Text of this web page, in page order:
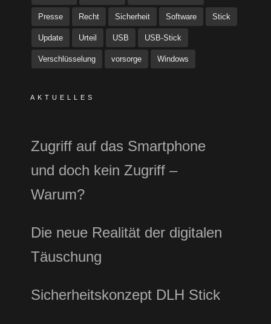
Presse Recht Sicherheit Software Stick
Update Urteil USB USB-Stick
Verschlüsselung vorsorge Windows
AKTUELLES
Zugriff auf das Smartphone
und doch kein Zugriff –
Warum?
Die neue Realität der digitalen
Täuschung
Sicherheitskonzept DLH Stick